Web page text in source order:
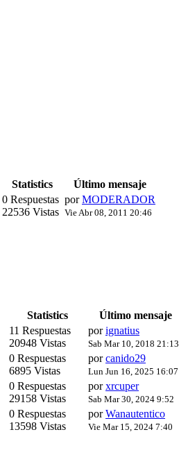
Statistics
Último mensaje
0 Respuestas
22536 Vistas
porMODERADOR
Vie Abr 08, 2011 20:46
Statistics
Último mensaje
11 Respuestas
20948 Vistas
porignatius
Sab Mar 10, 2018 21:13
0 Respuestas
6895 Vistas
porcanido29
Lun Jun 16, 2025 16:07
0 Respuestas
29158 Vistas
porxrcuper
Sab Mar 30, 2024 9:52
0 Respuestas
13598 Vistas
porWanautentico
Vie Mar 15, 2024 7:40